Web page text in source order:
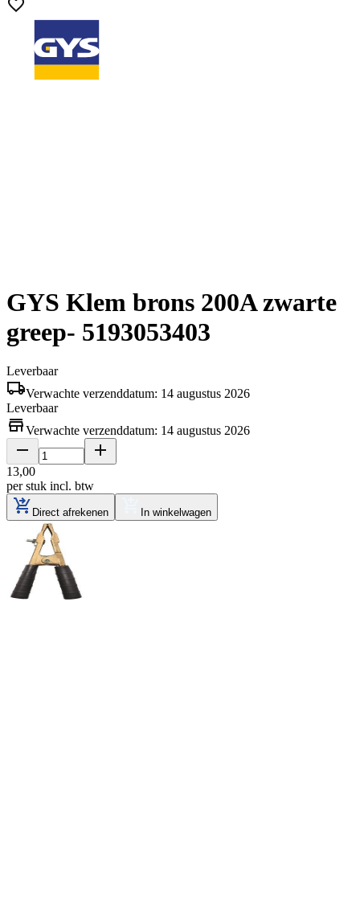
GYS Klem brons 200A zwarte
greep- 5193053403
Leverbaar
Verwachte verzenddatum: 14 augustus 2026
Leverbaar
Verwachte verzenddatum: 14 augustus 2026
13,00
per stuk incl. btw
Direct afrekenen In winkelwagen